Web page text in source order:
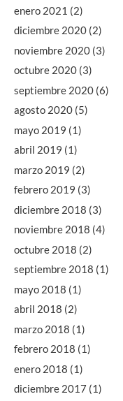
enero 2021 (2)
diciembre 2020 (2)
noviembre 2020 (3)
octubre 2020 (3)
septiembre 2020 (6)
agosto 2020 (5)
mayo 2019 (1)
abril 2019 (1)
marzo 2019 (2)
febrero 2019 (3)
diciembre 2018 (3)
noviembre 2018 (4)
octubre 2018 (2)
septiembre 2018 (1)
mayo 2018 (1)
abril 2018 (2)
marzo 2018 (1)
febrero 2018 (1)
enero 2018 (1)
diciembre 2017 (1)